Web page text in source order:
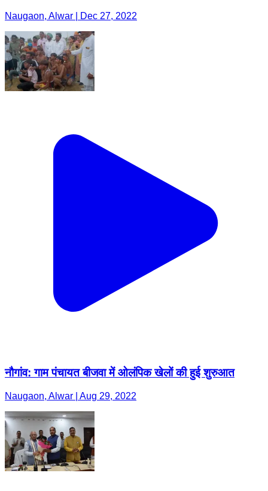
Naugaon, Alwar | Dec 27, 2022
नौगांव: गाम पंचायत बीजवा में ओलंपिक खेलों की हुई शुरुआत
Naugaon, Alwar | Aug 29, 2022